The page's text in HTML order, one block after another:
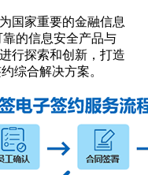
国家重要的金融信息
的信息安全产品与
行探索和创新，打造
综合解决方案。